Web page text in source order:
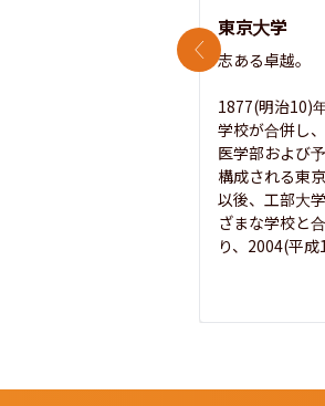
東京大学
志ある卓越。
1877(明治10)
学校が合併し
医学部および
構成される東
以後、工部大
ざまな学校と
り、2004(平
前のスライド